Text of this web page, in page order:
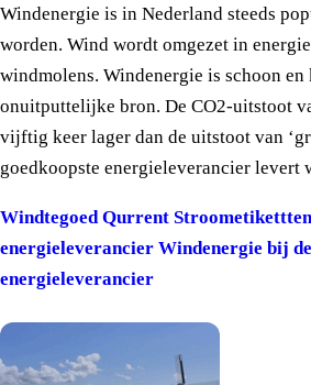
Windenergie is in Nederland steeds
worden. Wind wordt omgezet in
windmolens. Windenergie is schoon en
onuitputtelijke bron. De CO2-uitstoot
vijftig keer lager dan de uitstoot van
goedkoopste energieleverancier levert
Windtegoed Qurrent
energieleverancier Windenergie bij
energieleverancier